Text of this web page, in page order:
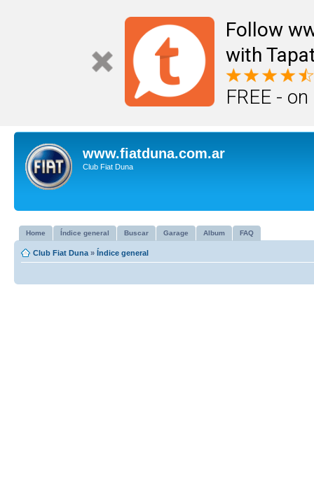
Follow
with
FREE -
www.fiatduna.com.ar
Club Fiat Duna
Home Índice general Buscar Garage Album FAQ
Club Fiat Duna » Índice general